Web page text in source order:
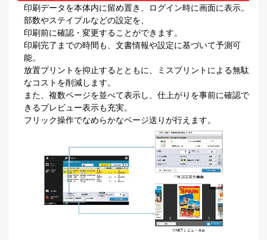
印刷データを本体内に留め置き、ログイン時に画面に表示。
部数やステイプルなどの設定を、
印刷前に確認・変更することができます。
印刷完了までの時間も、文書情報や設定に基づいて予測可
能。
放置プリントを抑止するとともに、ミスプリントによる無駄
なコストを削減します。
また、複数ページを並べて表示し、仕上がりを事前に確認で
きるプレビュー表示も充実。
フリック操作でなめらかなページ送りが行えます。